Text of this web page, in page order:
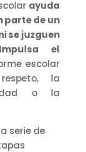
ayuda
parte de un
se juzguen
Impulsa el
escolar
la
o la
serie de